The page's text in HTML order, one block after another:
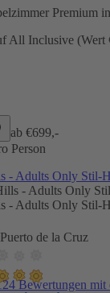
Premium
All Inclusive
ab €699,-
Person
- Adults Only Stil-
- Adults Only Stil-
de la Cruz
Bewertungen